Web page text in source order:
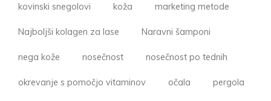
kovinski snegolovi koža marketing metode
Najboljši kolagen za lase Naravni šamponi
nega kože nosečnost nosečnost po tednih
okrevanje s pomočjo vitaminov očala pergola